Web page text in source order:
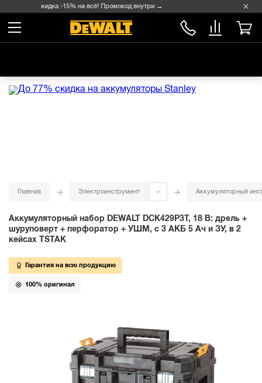
Скидка -15% на всё! Промокод внутри →
Главная Электроинструмент Аккумуляторный
Аккумуляторный набор DEWALT DCK429P3T, 18 В: дрель +
шуруповерт + перфоратор + УШМ, с 3 АКБ 5 Ач и ЗУ, в 2
кейсах TSTAK
Гарантия на всю продукцию
100% оригинал